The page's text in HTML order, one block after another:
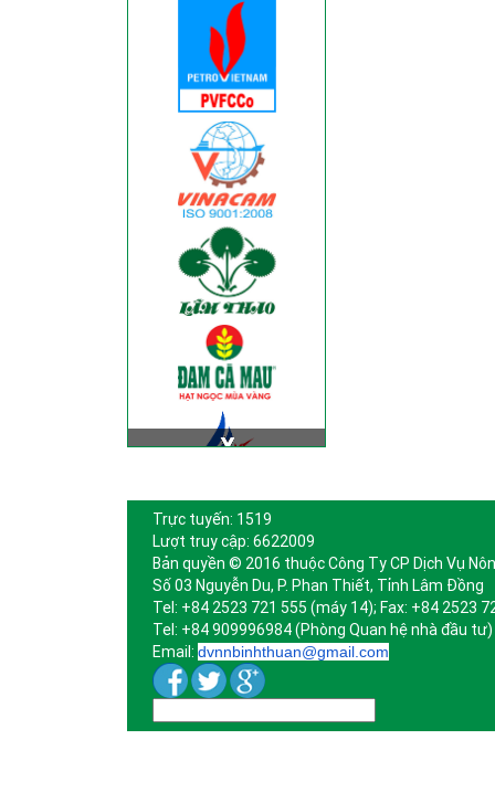
Trực tuyến: 1519
Lượt truy cập: 6622009
Bản quyền © 2016 thuộc Công Ty CP Dịch Vụ
Số 03 Nguyễn Du, P. Phan Thiết, Tỉnh Lâm Đồng
Tel: +84 2523 721 555 (máy 14); Fax: +84 2523
Tel: +84 909996984 (Phòng Quan hệ nhà đầu tư)
Email: dvnnbinhthuan@gmail.com